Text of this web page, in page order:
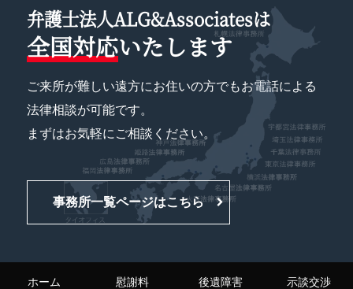
弁護士法人ALG&Associatesは
全国対応いたします
ご来所が難しい遠方にお住いの方でもお電話による
法律相談が可能です。
まずはお気軽にご相談ください。
事務所一覧ページはこちら
ホーム 慰謝料 後遺障害 示談交渉